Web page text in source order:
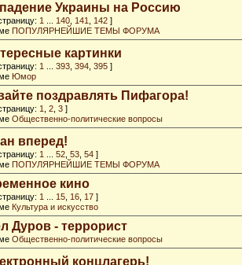
Украины на Россию
1 140 141 142 ]
ПОПУЛЯРНЕЙШИЕ ТЕМЫ ФОРУМА
картинки
1 393 394 395 ]
Юмор
поздравлять Пифагора!
1 2 3 ]
Общественно-политические вопросы
вперед!
1 52 53 54 ]
ПОПУЛЯРНЕЙШИЕ ТЕМЫ ФОРУМА
кино
1 15 16 17 ]
Культура и искусство
Дуров - террорист
Общественно-политические вопросы
концлагерь!